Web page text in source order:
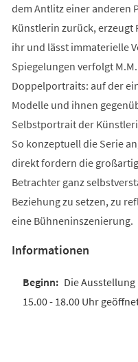
dem Antlitz einer anderen
Künstlerin zurück, erzeugt
ihr und lässt immaterielle
Spiegelungen verfolgt
Doppelportraits: auf der
Modelle und ihnen
Selbstportrait der
So konzeptuell die Serie
direkt fordern die
Betrachter ganz
Beziehung zu setzen, zu
eine Bühneninszenierung.
Informationen
Die
15.00 - 18.00 Uhr